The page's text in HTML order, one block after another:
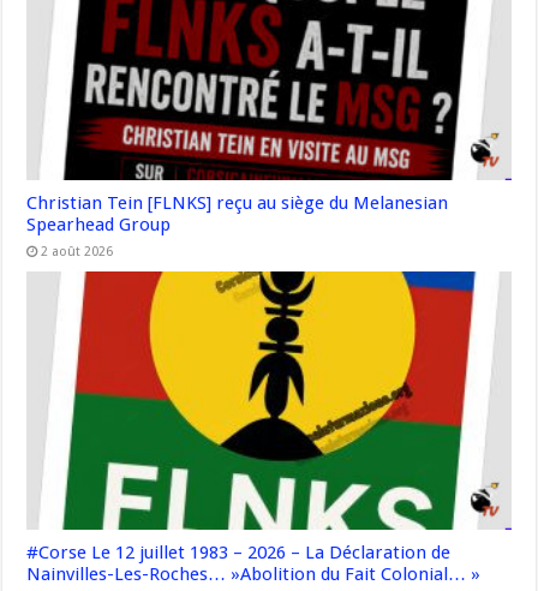
Christian Tein [FLNKS] reçu au siège du Melanesian
Spearhead Group
2 août 2026
#Corse Le 12 juillet 1983 – 2026 – La Déclaration de
Nainvilles-Les-Roches… »Abolition du Fait Colonial… »